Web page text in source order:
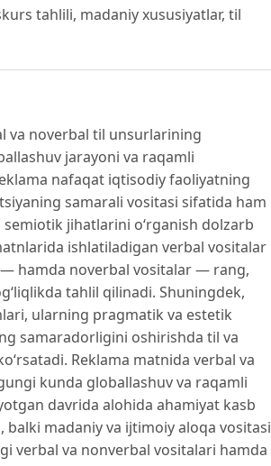
tahlili, madaniy xususiyatlar, til
va noverbal til unsurlarining
jarayoni va raqamli
nafaqat iqtisodiy faoliyatning
samarali vositasi sifatida ham
jihatlarini o‘rganish dolzarb
ishlatiladigan verbal vositalar
hamda noverbal vositalar — rang,
tahlil qilinadi. Shuningdek,
ularning pragmatik va estetik
samaradorligini oshirishda til va
Reklama matnida verbal va
kunda globallashuv va raqamli
davrida alohida ahamiyat kasb
madaniy va ijtimoiy aloqa vositasi
verbal va nonverbal vositalari hamda